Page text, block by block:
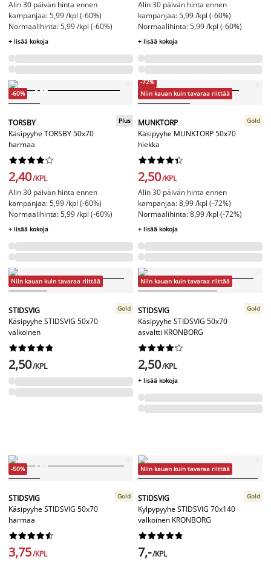
Alin 30 päivän hinta ennen
kampanjaa: 5,99 /kpl (-60%)
Normaalihinta: 5,99 /kpl (-60%)
+ lisää kokoja
Alin 30 päivän hinta ennen
kampanjaa: 5,99 /kpl (-60%)
Normaalihinta: 5,99 /kpl (-60%)
+ lisää kokoja
-60%
TORSBY
Käsipyyhe TORSBY 50x70
harmaa
Plus






2,40/KPL
Alin 30 päivän hinta ennen
kampanjaa: 5,99 /kpl (-60%)
Normaalihinta: 5,99 /kpl (-60%)
+ lisää kokoja
-72%
Niin kauan kuin tavaraa riittää
MUNKTORP
Käsipyyhe MUNKTORP 50x70
hiekka
Gold






2,50/KPL
Alin 30 päivän hinta ennen
kampanjaa: 8,99 /kpl (-72%)
Normaalihinta: 8,99 /kpl (-72%)
+ lisää kokoja
Niin kauan kuin tavaraa riittää
STIDSVIG
Käsipyyhe STIDSVIG 50x70
valkoinen
Gold






2,50/KPL
Niin kauan kuin tavaraa riittää
STIDSVIG
Käsipyyhe STIDSVIG 50x70
asvaltti KRONBORG
Gold






2,50/KPL
+ lisää kokoja
-50%
STIDSVIG
Käsipyyhe STIDSVIG 50x70
harmaa
Gold






3,75/KPL
Niin kauan kuin tavaraa riittää
STIDSVIG
Kylpypyyhe STIDSVIG 70x140
valkoinen KRONBORG
Gold






7,-/KPL